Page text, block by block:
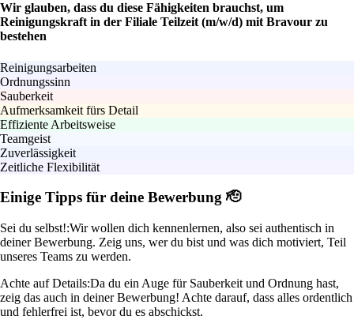
Wir glauben, dass du diese Fähigkeiten brauchst, um
Reinigungskraft in der Filiale Teilzeit (m/w/d) mit Bravour zu
bestehen
Reinigungsarbeiten
Ordnungssinn
Sauberkeit
Aufmerksamkeit fürs Detail
Effiziente Arbeitsweise
Teamgeist
Zuverlässigkeit
Zeitliche Flexibilität
Einige Tipps für deine Bewerbung 🫡
Sei du selbst!:Wir wollen dich kennenlernen, also sei authentisch in
deiner Bewerbung. Zeig uns, wer du bist und was dich motiviert, Teil
unseres Teams zu werden.
Achte auf Details:Da du ein Auge für Sauberkeit und Ordnung hast,
zeig das auch in deiner Bewerbung! Achte darauf, dass alles ordentlich
und fehlerfrei ist, bevor du es abschickst.